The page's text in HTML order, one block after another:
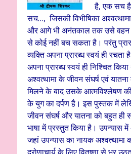
है, एक सच
सच…, जिसकी विभीषिका
और आगे भी अनंतकाल तक उसे वहन
से कोई नहीं बच सकता है। परंतु
व्यक्ति अपना प्रारब्ध स्वयं ही रचता
अपना प्रारब्ध स्वयं ही निश्चित
अश्वत्थामा के जीवन संघर्ष एवं
मिलने के बाद उसके आत्मविश्लेषण की
के युग का दर्पण है। इस पुस्तक में
जीवन संघर्ष और यातना को बहुत ही
भाषा में प्रस्तुत किया है।
जहां उपन्यास का नायक अश्वत्थामा